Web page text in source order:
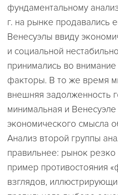
фундаментальному
г. на рынке продавались
Венесуэлы ввиду
и социальной
принимались во
факторы. В то же время
внешняя задолженность
минимальная и
экономического смысла
Анализ второй группы
правильнее: рынок
пример противостояния
взглядов,